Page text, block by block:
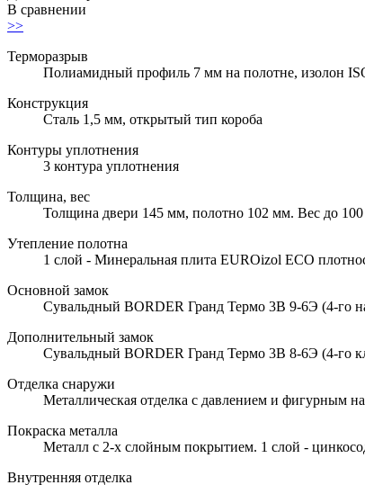
В сравнении
>>
Терморазрыв
Полиамидный профиль 7 мм на полотне, изолон
Конструкция
Сталь 1,5 мм, открытый тип короба
Контуры уплотнения
3 контура уплотнения
Толщина, вес
Толщина двери 145 мм, полотно 102 мм. Вес до 100
Утепление полотна
1 слой - Минеральная плита EUROizol ECO
Основной замок
Сувальдный BORDER Гранд Термо 3В 9-6Э (4-го
Дополнительный замок
Сувальдный BORDER Гранд Термо 3В 8-6Э (4-го
Отделка снаружи
Металлическая отделка с давлением и фигурным
Покраска металла
Металл с 2-х слойным покрытием. 1 слой -
Внутренняя отделка